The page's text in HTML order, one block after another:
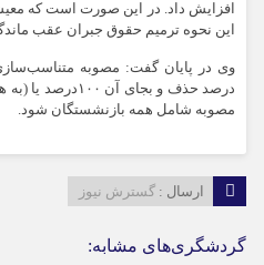
افزایش داد. در این صورت است که
این نحوه ترمیم حقوق جبران عقب
درصد حذف و بجای
مصوبه شامل همه بازنشستگان شود.
ارسال : گسترش نیوز
گردشگری‌های مشابه: